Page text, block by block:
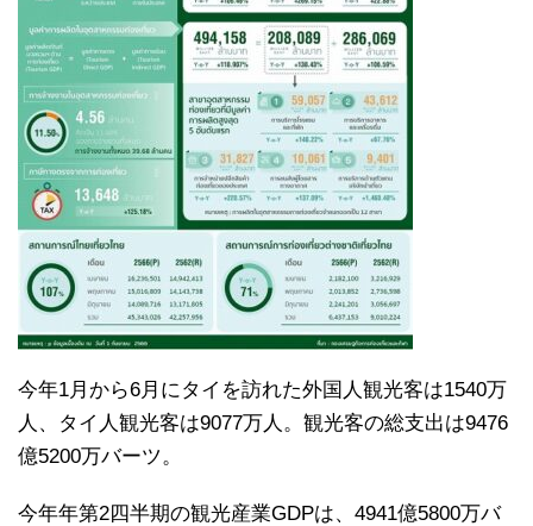
今年1月から6月にタイを訪れた外国人観光客は1540万
人、タイ人観光客は9077万人。観光客の総支出は9476
億5200万バーツ。
今年年第2四半期の観光産業GDPは、4941億5800万バ